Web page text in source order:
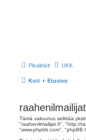
Pikalinkit UKK
Koti Etusivu
Tämä vakuutus selittää
"raahenilmailijat.fi", "http://
"www.phpbb.com", "phpBB